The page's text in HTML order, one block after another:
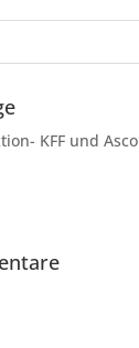
KFF und Asco